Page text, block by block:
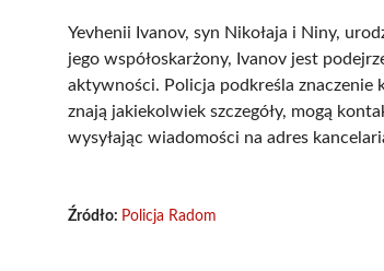
Yevhenii Ivanov, syn Nikołaja i Niny,
jego współoskarżony, Ivanov jest
aktywności. Policja podkreśla
znają jakiekolwiek szczegóły, mogą
wysyłając wiadomości na adres
Źródło: Policja Radom